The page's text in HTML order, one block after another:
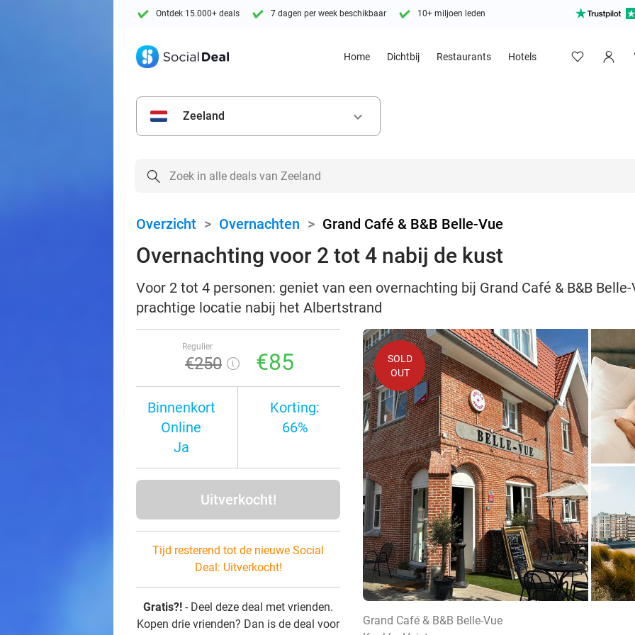
Ontdek 15.000+ deals 7 dagen per week beschikbaar 10+ miljoen leden
Home Dichtbij Restaurants Hotels
Zeeland keyboard_arrow_down
Overzicht > Overnachten > Grand Café & B&B Belle-Vue
Overnachting voor 2 tot 4 nabij de kust
Voor 2 tot 4 personen: geniet van een overnachting bij Grand Café & B&B
prachtige locatie nabij het Albertstrand
Regulier
€250 €85
Binnenkort
Online
Ja
Korting:
66%
Uitverkocht!
Tijd resterend tot de nieuwe Social
Deal: Uitverkocht!
Gratis?! - Deel deze deal met vrienden.
Kopen drie vrienden? Dan is de deal voor
SOLD
OUT
Grand Café & B&B Belle-Vue